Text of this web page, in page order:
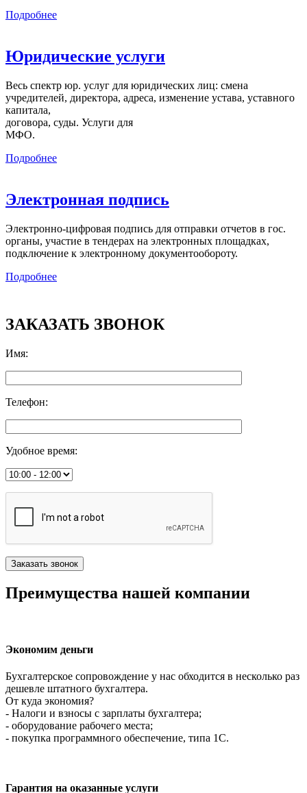
Подробнее
Юридические услуги
Весь спектр юр. услуг для юридических лиц: смена
учредителей, директора, адреса, изменение устава, уставного
капитала,
договора, суды. Услуги для
МФО.
Подробнее
Электронная подпись
Электронно-цифровая подпись для отправки отчетов в гос.
органы, участие в тендерах на электронных площадках,
подключение к электронному документообороту.
Подробнее
ЗАКАЗАТЬ ЗВОНОК
Имя:
Телефон:
Удобное время:
Преимущества нашей компании
Экономим деньги
Бухгалтерское сопровождение у нас обходится в несколько раз
дешевле штатного бухгалтера.
От куда экономия?
- Налоги и взносы с зарплаты бухгалтера;
- оборудование рабочего места;
- покупка программного обеспечение, типа 1С.
Гарантия на оказанные услуги